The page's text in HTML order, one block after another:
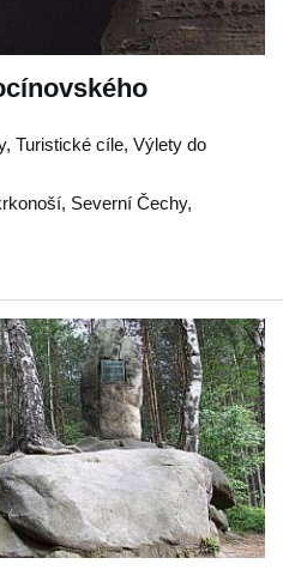
Turistické cíle, Výlety do
, Severní Čechy,